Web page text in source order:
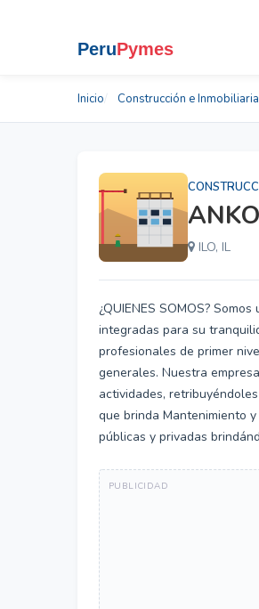
Inicio Construcción e Inmobiliaria
ILO, IL
¿QUIENES SOMOS?
integradas para su
profesionales de primer
generales. Nuestra
actividades,
que brinda Mantenimiento
públicas y privadas